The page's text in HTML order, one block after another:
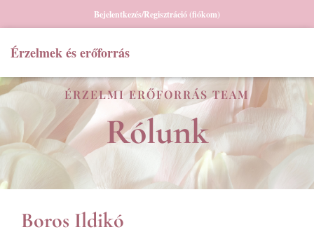
Bejelentkezés/Regisztráció (fiókom)
Érzelmek és erőforrás
ÉRZELMI ERŐFORRÁS TEAM
Rólunk
Boros Ildikó